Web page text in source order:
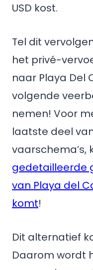
USD kost.
Tel dit
het privé-
naar Playa Del
volgende
nemen! Voor
laatste deel
vaarschema’s,
gedetailleerde
van Playa del
komt!
Dit alternatief
Daarom wordt